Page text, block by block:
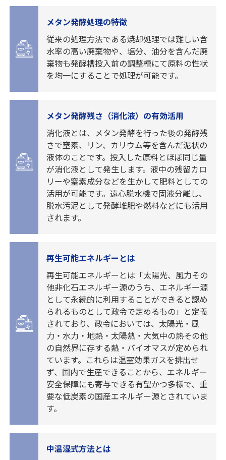
メタン発酵処理の特徴
従来の処理方法である焼却処理では難しい含
水率の高い廃棄物や、塩分、油分を含んだ廃
棄物も発酵槽投入前の調整槽にて原料の性状
を均一にすることで処理が可能です。
メタン発酵残さ（消化液）の有効活用
消化液とは、メタン発酵を行った後の発酵残
さで窒素、リン、カリウム等を含んだ泥状の
液体のことです。投入した原料とほぼ同じ量
が消化液として発生します。液中の残留カロ
リーや窒素成分などを生かして肥料としての
活用が可能です。遠心脱水機で固液分離し、
脱水汚泥として発酵堆肥や燃料などにも活用
されます。
再生可能エネルギーとは
再生可能エネルギーとは「太陽光、風力その
他非化石エネルギー源のうち、エネルギー源
として永続的に利用することができると認め
られるものとして政令で定めるもの」と定義
されており、政令においては、太陽光・風
力・水力・地熱・太陽熱・大気中の熱その他
の自然界に存する熱・バイオマスが定められ
ています。これらは温室効果ガスを排出せ
ず、国内で生産できることから、エネルギー
安全保障にも寄与できる有望かつ多様で、重
要な低炭素の国産エネルギー源とされていま
す。
中温湿式方法とは